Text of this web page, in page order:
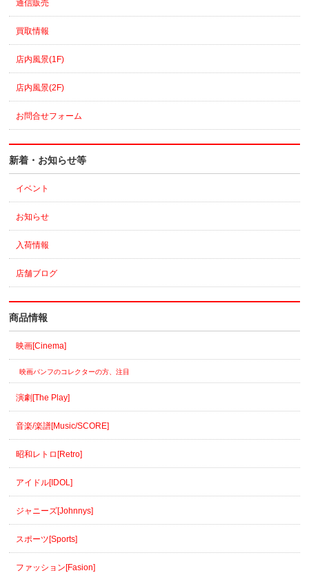
通信販売
買取情報
店内風景(1F)
店内風景(2F)
お問合せフォーム
新着・お知らせ等
イベント
お知らせ
入荷情報
店舗ブログ
商品情報
映画[Cinema]
映画パンフのコレクターの方、注目
演劇[The Play]
音楽/楽譜[Music/SCORE]
昭和レトロ[Retro]
アイドル[IDOL]
ジャニーズ[Johnnys]
スポーツ[Sports]
ファッション[Fasion]